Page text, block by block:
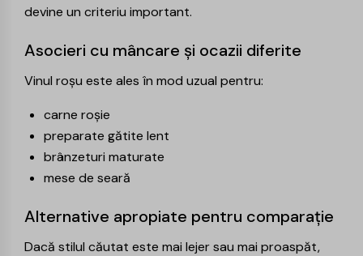
devine un criteriu important.
Asocieri cu mâncare și ocazii diferite
Vinul roșu este ales în mod uzual pentru:
carne roșie
preparate gătite lent
brânzeturi maturate
mese de seară
Alternative apropiate pentru comparație
Dacă stilul căutat este mai lejer sau mai proaspăt,